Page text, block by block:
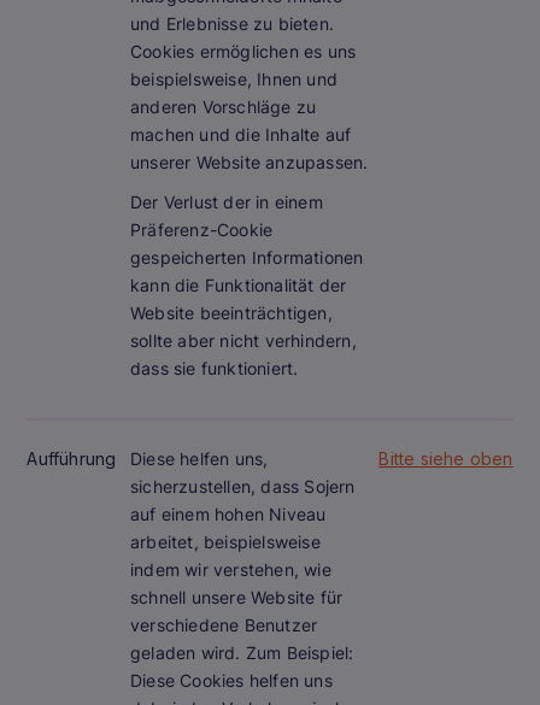
und Erlebnisse zu bieten.
Cookies ermöglichen es uns
beispielsweise, Ihnen und
anderen Vorschläge zu
machen und die Inhalte auf
unserer Website anzupassen.
Der Verlust der in einem
Präferenz-Cookie
gespeicherten Informationen
kann die Funktionalität der
Website beeinträchtigen,
sollte aber nicht verhindern,
dass sie funktioniert.
Aufführung
Diese helfen uns,
sicherzustellen, dass Sojern
auf einem hohen Niveau
arbeitet, beispielsweise
indem wir verstehen, wie
schnell unsere Website für
verschiedene Benutzer
geladen wird. Zum Beispiel:
Diese Cookies helfen uns
Bitte siehe oben